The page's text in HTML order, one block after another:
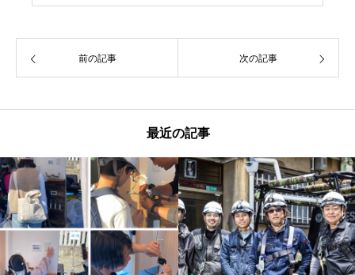
前の記事 次の記事
最近の記事